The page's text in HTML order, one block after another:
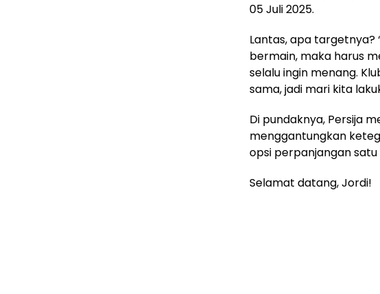
05 Juli 2025.
Lantas, apa targetnya?
bermain, maka harus
selalu ingin menang.
sama, jadi mari kita
Di pundaknya, Persija
menggantungkan
opsi perpanjangan satu
Selamat datang, Jordi!